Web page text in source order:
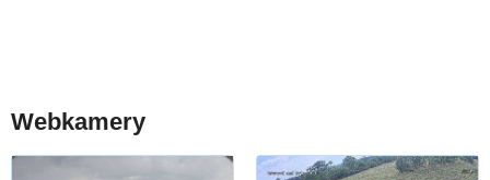
Webkamery